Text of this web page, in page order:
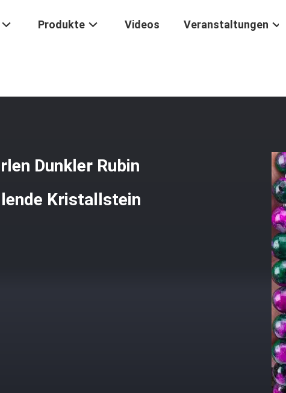
Produkte Videos Veranstaltungen
Dunkler Rubin
Kristallstein